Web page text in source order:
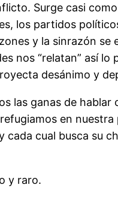
Surge casi
los partidos
y la sinrazón
nos “relatan” así
desánimo y
las ganas de
en
cada cual busca
y raro.